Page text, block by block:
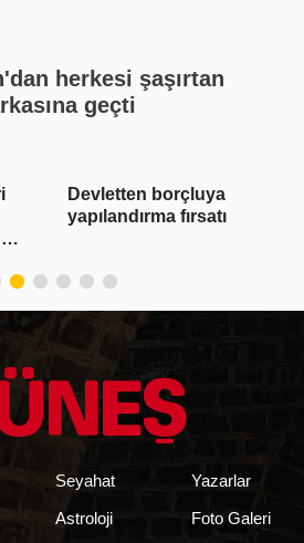
herkesi şaşırtan
geçti
Devletten borçluya
yapılandırma fırsatı
Seyahat
Astroloji
Yazarlar
Foto Galeri